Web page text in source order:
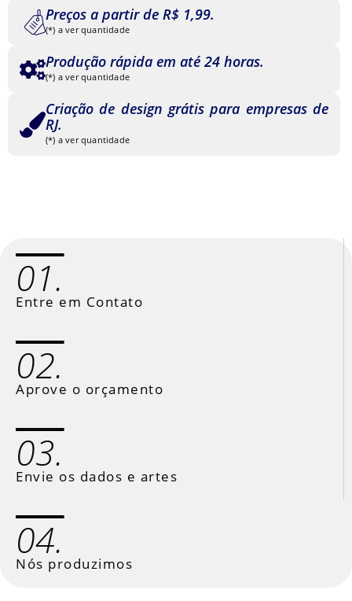
Preços a partir de R$ 1,99.
(*) a ver quantidade
Produção rápida em até 24 horas.
(*) a ver quantidade
Criação de design grátis para empresas de
RJ.
(*) a ver quantidade
01.
Entre em Contato
02.
Aprove o orçamento
03.
Envie os dados e artes
04.
Nós produzimos